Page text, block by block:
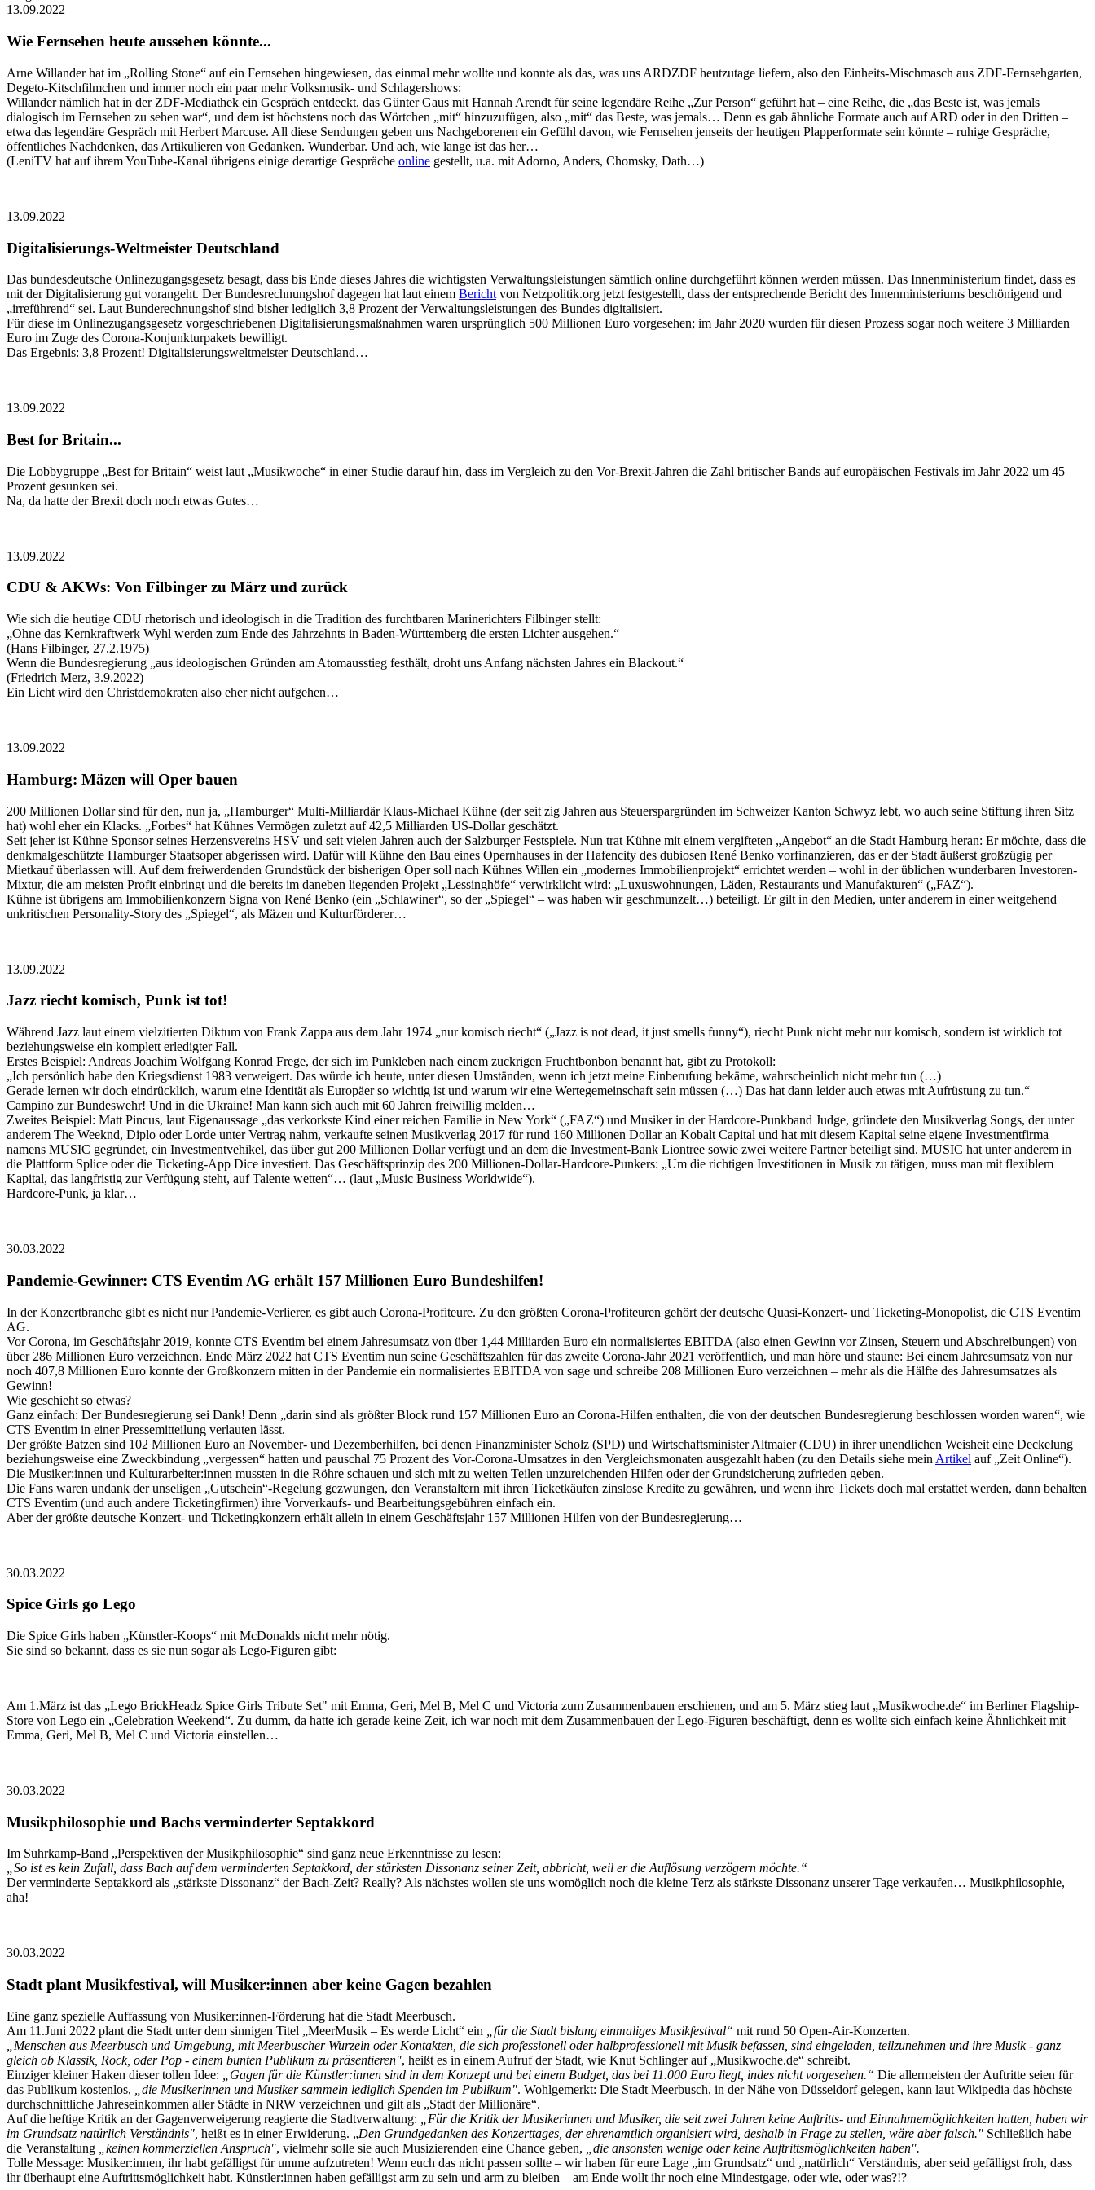
13.09.2022
Wie Fernsehen heute aussehen könnte...
Arne Willander hat im „Rolling Stone“ auf ein Fernsehen hingewiesen, das einmal mehr wollte und konnte als das, was uns ARDZDF heutzutage liefern, also den Einheits-Mischmasch aus ZDF-Fernsehgarten,
Degeto-Kitschfilmchen und immer noch ein paar mehr Volksmusik- und Schlagershows:
Willander nämlich hat in der ZDF-Mediathek ein Gespräch entdeckt, das Günter Gaus mit Hannah Arendt für seine legendäre Reihe „Zur Person“ geführt hat – eine Reihe, die „das Beste ist, was jemals
dialogisch im Fernsehen zu sehen war“, und dem ist höchstens noch das Wörtchen „mit“ hinzuzufügen, also „mit“ das Beste, was jemals… Denn es gab ähnliche Formate auch auf ARD oder in den Dritten –
etwa das legendäre Gespräch mit Herbert Marcuse. All diese Sendungen geben uns Nachgeborenen ein Gefühl davon, wie Fernsehen jenseits der heutigen Plapperformate sein könnte – ruhige Gespräche,
öffentliches Nachdenken, das Artikulieren von Gedanken. Wunderbar. Und ach, wie lange ist das her…
(LeniTV hat auf ihrem YouTube-Kanal übrigens einige derartige Gespräche online gestellt, u.a. mit Adorno, Anders, Chomsky, Dath…)
13.09.2022
Digitalisierungs-Weltmeister Deutschland
Das bundesdeutsche Onlinezugangsgesetz besagt, dass bis Ende dieses Jahres die wichtigsten Verwaltungsleistungen sämtlich online durchgeführt können werden müssen. Das Innenministerium findet, dass es
mit der Digitalisierung gut vorangeht. Der Bundesrechnungshof dagegen hat laut einem Bericht von Netzpolitik.org jetzt festgestellt, dass der entsprechende Bericht des Innenministeriums beschönigend und
„irreführend“ sei. Laut Bunderechnungshof sind bisher lediglich 3,8 Prozent der Verwaltungsleistungen des Bundes digitalisiert.
Für diese im Onlinezugangsgesetz vorgeschriebenen Digitalisierungsmaßnahmen waren ursprünglich 500 Millionen Euro vorgesehen; im Jahr 2020 wurden für diesen Prozess sogar noch weitere 3 Milliarden
Euro im Zuge des Corona-Konjunkturpakets bewilligt.
Das Ergebnis: 3,8 Prozent! Digitalisierungsweltmeister Deutschland…
13.09.2022
Best for Britain...
Die Lobbygruppe „Best for Britain“ weist laut „Musikwoche“ in einer Studie darauf hin, dass im Vergleich zu den Vor-Brexit-Jahren die Zahl britischer Bands auf europäischen Festivals im Jahr 2022 um 45
Prozent gesunken sei.
Na, da hatte der Brexit doch noch etwas Gutes…
13.09.2022
CDU & AKWs: Von Filbinger zu März und zurück
Wie sich die heutige CDU rhetorisch und ideologisch in die Tradition des furchtbaren Marinerichters Filbinger stellt:
„Ohne das Kernkraftwerk Wyhl werden zum Ende des Jahrzehnts in Baden-Württemberg die ersten Lichter ausgehen.“
(Hans Filbinger, 27.2.1975)
Wenn die Bundesregierung „aus ideologischen Gründen am Atomausstieg festhält, droht uns Anfang nächsten Jahres ein Blackout.“
(Friedrich Merz, 3.9.2022)
Ein Licht wird den Christdemokraten also eher nicht aufgehen…
13.09.2022
Hamburg: Mäzen will Oper bauen
200 Millionen Dollar sind für den, nun ja, „Hamburger“ Multi-Milliardär Klaus-Michael Kühne (der seit zig Jahren aus Steuerspargründen im Schweizer Kanton Schwyz lebt, wo auch seine Stiftung ihren Sitz
hat) wohl eher ein Klacks. „Forbes“ hat Kühnes Vermögen zuletzt auf 42,5 Milliarden US-Dollar geschätzt.
Seit jeher ist Kühne Sponsor seines Herzensvereins HSV und seit vielen Jahren auch der Salzburger Festspiele. Nun trat Kühne mit einem vergifteten „Angebot“ an die Stadt Hamburg heran: Er möchte, dass die
denkmalgeschützte Hamburger Staatsoper abgerissen wird. Dafür will Kühne den Bau eines Opernhauses in der Hafencity des dubiosen René Benko vorfinanzieren, das er der Stadt äußerst großzügig per
Mietkauf überlassen will. Auf dem freiwerdenden Grundstück der bisherigen Oper soll nach Kühnes Willen ein „modernes Immobilienprojekt“ errichtet werden – wohl in der üblichen wunderbaren Investoren-
Mixtur, die am meisten Profit einbringt und die bereits im daneben liegenden Projekt „Lessinghöfe“ verwirklicht wird: „Luxuswohnungen, Läden, Restaurants und Manufakturen“ („FAZ“).
Kühne ist übrigens am Immobilienkonzern Signa von René Benko (ein „Schlawiner“, so der „Spiegel“ – was haben wir geschmunzelt…) beteiligt. Er gilt in den Medien, unter anderem in einer weitgehend
unkritischen Personality-Story des „Spiegel“, als Mäzen und Kulturförderer…
13.09.2022
Jazz riecht komisch, Punk ist tot!
Während Jazz laut einem vielzitierten Diktum von Frank Zappa aus dem Jahr 1974 „nur komisch riecht“ („Jazz is not dead, it just smells funny“), riecht Punk nicht mehr nur komisch, sondern ist wirklich tot
beziehungsweise ein komplett erledigter Fall.
Erstes Beispiel: Andreas Joachim Wolfgang Konrad Frege, der sich im Punkleben nach einem zuckrigen Fruchtbonbon benannt hat, gibt zu Protokoll:
„Ich persönlich habe den Kriegsdienst 1983 verweigert. Das würde ich heute, unter diesen Umständen, wenn ich jetzt meine Einberufung bekäme, wahrscheinlich nicht mehr tun (…)
Gerade lernen wir doch eindrücklich, warum eine Identität als Europäer so wichtig ist und warum wir eine Wertegemeinschaft sein müssen (…) Das hat dann leider auch etwas mit Aufrüstung zu tun.“
Campino zur Bundeswehr! Und in die Ukraine! Man kann sich auch mit 60 Jahren freiwillig melden…
Zweites Beispiel: Matt Pincus, laut Eigenaussage „das verkorkste Kind einer reichen Familie in New York“ („FAZ“) und Musiker in der Hardcore-Punkband Judge, gründete den Musikverlag Songs, der unter
anderem The Weeknd, Diplo oder Lorde unter Vertrag nahm, verkaufte seinen Musikverlag 2017 für rund 160 Millionen Dollar an Kobalt Capital und hat mit diesem Kapital seine eigene Investmentfirma
namens MUSIC gegründet, ein Investmentvehikel, das über gut 200 Millionen Dollar verfügt und an dem die Investment-Bank Liontree sowie zwei weitere Partner beteiligt sind. MUSIC hat unter anderem in
die Plattform Splice oder die Ticketing-App Dice investiert. Das Geschäftsprinzip des 200 Millionen-Dollar-Hardcore-Punkers: „Um die richtigen Investitionen in Musik zu tätigen, muss man mit flexiblem
Kapital, das langfristig zur Verfügung steht, auf Talente wetten“… (laut „Music Business Worldwide“).
Hardcore-Punk, ja klar…
30.03.2022
Pandemie-Gewinner: CTS Eventim AG erhält 157 Millionen Euro Bundeshilfen!
In der Konzertbranche gibt es nicht nur Pandemie-Verlierer, es gibt auch Corona-Profiteure. Zu den größten Corona-Profiteuren gehört der deutsche Quasi-Konzert- und Ticketing-Monopolist, die CTS Eventim
AG.
Vor Corona, im Geschäftsjahr 2019, konnte CTS Eventim bei einem Jahresumsatz von über 1,44 Milliarden Euro ein normalisiertes EBITDA (also einen Gewinn vor Zinsen, Steuern und Abschreibungen) von
über 286 Millionen Euro verzeichnen. Ende März 2022 hat CTS Eventim nun seine Geschäftszahlen für das zweite Corona-Jahr 2021 veröffentlich, und man höre und staune: Bei einem Jahresumsatz von nur
noch 407,8 Millionen Euro konnte der Großkonzern mitten in der Pandemie ein normalisiertes EBITDA von sage und schreibe 208 Millionen Euro verzeichnen – mehr als die Hälfte des Jahresumsatzes als
Gewinn!
Wie geschieht so etwas?
Ganz einfach: Der Bundesregierung sei Dank! Denn „darin sind als größter Block rund 157 Millionen Euro an Corona-Hilfen enthalten, die von der deutschen Bundesregierung beschlossen worden waren“, wie
CTS Eventim in einer Pressemitteilung verlauten lässt.
Der größte Batzen sind 102 Millionen Euro an November- und Dezemberhilfen, bei denen Finanzminister Scholz (SPD) und Wirtschaftsminister Altmaier (CDU) in ihrer unendlichen Weisheit eine Deckelung
beziehungsweise eine Zweckbindung „vergessen“ hatten und pauschal 75 Prozent des Vor-Corona-Umsatzes in den Vergleichsmonaten ausgezahlt haben (zu den Details siehe mein Artikel auf „Zeit Online“).
Die Musiker:innen und Kulturarbeiter:innen mussten in die Röhre schauen und sich mit zu weiten Teilen unzureichenden Hilfen oder der Grundsicherung zufrieden geben.
Die Fans waren undank der unseligen „Gutschein“-Regelung gezwungen, den Veranstaltern mit ihren Ticketkäufen zinslose Kredite zu gewähren, und wenn ihre Tickets doch mal erstattet werden, dann behalten
CTS Eventim (und auch andere Ticketingfirmen) ihre Vorverkaufs- und Bearbeitungsgebühren einfach ein.
Aber der größte deutsche Konzert- und Ticketingkonzern erhält allein in einem Geschäftsjahr 157 Millionen Hilfen von der Bundesregierung…
30.03.2022
Spice Girls go Lego
Die Spice Girls haben „Künstler-Koops“ mit McDonalds nicht mehr nötig.
Sie sind so bekannt, dass es sie nun sogar als Lego-Figuren gibt:
Am 1.März ist das „Lego BrickHeadz Spice Girls Tribute Set" mit Emma, Geri, Mel B, Mel C und Victoria zum Zusammenbauen erschienen, und am 5. März stieg laut „Musikwoche.de“ im Berliner Flagship-
Store von Lego ein „Celebration Weekend“. Zu dumm, da hatte ich gerade keine Zeit, ich war noch mit dem Zusammenbauen der Lego-Figuren beschäftigt, denn es wollte sich einfach keine Ähnlichkeit mit
Emma, Geri, Mel B, Mel C und Victoria einstellen…
30.03.2022
Musikphilosophie und Bachs verminderter Septakkord
Im Suhrkamp-Band „Perspektiven der Musikphilosophie“ sind ganz neue Erkenntnisse zu lesen:
„So ist es kein Zufall, dass Bach auf dem verminderten Septakkord, der stärksten Dissonanz seiner Zeit, abbricht, weil er die Auflösung verzögern möchte.“
Der verminderte Septakkord als „stärkste Dissonanz“ der Bach-Zeit? Really? Als nächstes wollen sie uns womöglich noch die kleine Terz als stärkste Dissonanz unserer Tage verkaufen… Musikphilosophie,
aha!
30.03.2022
Stadt plant Musikfestival, will Musiker:innen aber keine Gagen bezahlen
Eine ganz spezielle Auffassung von Musiker:innen-Förderung hat die Stadt Meerbusch.
Am 11.Juni 2022 plant die Stadt unter dem sinnigen Titel „MeerMusik – Es werde Licht“ ein
„für die Stadt bislang einmaliges Musikfestival“ mit rund 50 Open-Air-Konzerten.
„Menschen aus Meerbusch und Umgebung, mit Meerbuscher Wurzeln oder Kontakten, die sich professionell oder halbprofessionell mit Musik befassen, sind eingeladen, teilzunehmen und ihre Musik - ganz
gleich ob Klassik, Rock, oder Pop - einem bunten Publikum zu präsentieren", heißt es in einem Aufruf der Stadt, wie Knut Schlinger auf „Musikwoche.de“ schreibt.
Einziger kleiner Haken dieser tollen Idee:
„Gagen für die Künstler:innen sind in dem Konzept und bei einem Budget, das bei 11.000 Euro liegt, indes nicht vorgesehen.“ Die allermeisten der Auftritte seien für
das Publikum kostenlos,
„die Musikerinnen und Musiker sammeln lediglich Spenden im Publikum". Wohlgemerkt: Die Stadt Meerbusch, in der Nähe von Düsseldorf gelegen, kann laut Wikipedia das höchste
durchschnittliche Jahreseinkommen aller Städte in NRW verzeichnen und gilt als „Stadt der Millionäre“.
Auf die heftige Kritik an der Gagenverweigerung reagierte die Stadtverwaltung:
„Für die Kritik der Musikerinnen und Musiker, die seit zwei Jahren keine Auftritts- und Einnahmemöglichkeiten hatten, haben wir
im Grundsatz natürlich Verständnis", heißt es in einer Erwiderung. „Den Grundgedanken des Konzerttages, der ehrenamtlich organisiert wird, deshalb in Frage zu stellen, wäre aber falsch." Schließlich habe
die Veranstaltung „keinen kommerziellen Anspruch", vielmehr solle sie auch Musizierenden eine Chance geben,
„die ansonsten wenige oder keine Auftrittsmöglichkeiten haben".
Tolle Message: Musiker:innen, ihr habt gefälligst für umme aufzutreten! Wenn euch das nicht passen sollte – wir haben für eure Lage „im Grundsatz“ und „natürlich“ Verständnis, aber seid gefälligst froh, dass
ihr überhaupt eine Auftrittsmöglichkeit habt. Künstler:innen haben gefälligst arm zu sein und arm zu bleiben – am Ende wollt ihr noch eine Mindestgage, oder wie, oder was?!?